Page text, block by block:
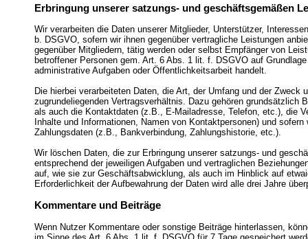
Erbringung unserer satzungs- und geschäftsgemäßen
Wir verarbeiten die Daten unserer Mitglieder, Unterstützer,
b. DSGVO, sofern wir ihnen gegenüber vertragliche Leistungen
gegenüber Mitgliedern, tätig werden oder selbst Empfänger von
betroffener Personen gem. Art. 6 Abs. 1 lit. f. DSGVO auf
administrative Aufgaben oder Öffentlichkeitsarbeit handelt.
Die hierbei verarbeiteten Daten, die Art, der Umfang und der
zugrundeliegenden Vertragsverhältnis. Dazu gehören
als auch die Kontaktdaten (z.B., E-Mailadresse, Telefon, etc.), die
Inhalte und Informationen, Namen von Kontaktpersonen) und
Zahlungsdaten (z.B., Bankverbindung, Zahlungshistorie, etc.).
Wir löschen Daten, die zur Erbringung unserer satzungs- und
entsprechend der jeweiligen Aufgaben und vertraglichen
auf, wie sie zur Geschäftsabwicklung, als auch im Hinblick auf
Erforderlichkeit der Aufbewahrung der Daten wird alle drei Jahre
Kommentare und Beiträge
Wenn Nutzer Kommentare oder sonstige Beiträge hinterlassen,